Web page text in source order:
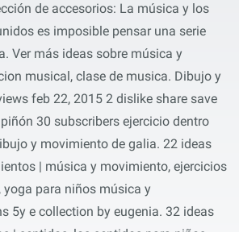
de accesorios: La música y los
es imposible pensar una serie
Ver más ideas sobre música y
musical, clase de musica. Dibujo y
feb 22, 2015 2 dislike share save
30 subscribers ejercicio dentro
y movimiento de galia. 22 ideas
| música y movimiento, ejercicios
para niños música y
5y e collection by eugenia. 32 ideas